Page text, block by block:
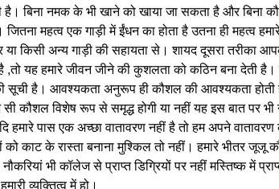
बिना नमक के भी खाने को खाया जा सकता है और बिना
महत्व एक गाड़ी में ईंधन का होता है उतना ही महत्व
किसी अन्य गाड़ी की सहायता से। शायद दूसरा तरीका
यह हमारे जीवन जीने की कुशलता को कठिन बना देती है।
है। आवश्यकता अनुरूप ही कौशल की आवश्यकता होती
विशेष रूप से समृद्ध होगी या नहीं यह इस बात पर भी
पास एक अच्छा वातावरण नहीं है तो हम अपने वातावरण
को काट के रास्ता बनाना मुश्किल तो नहीं। हमारे भीतर जूजू
भी कॉलेज से प्राप्त डिग्रियों पर नहीं मस्तिष्क में
व्यक्तित्व में हो।